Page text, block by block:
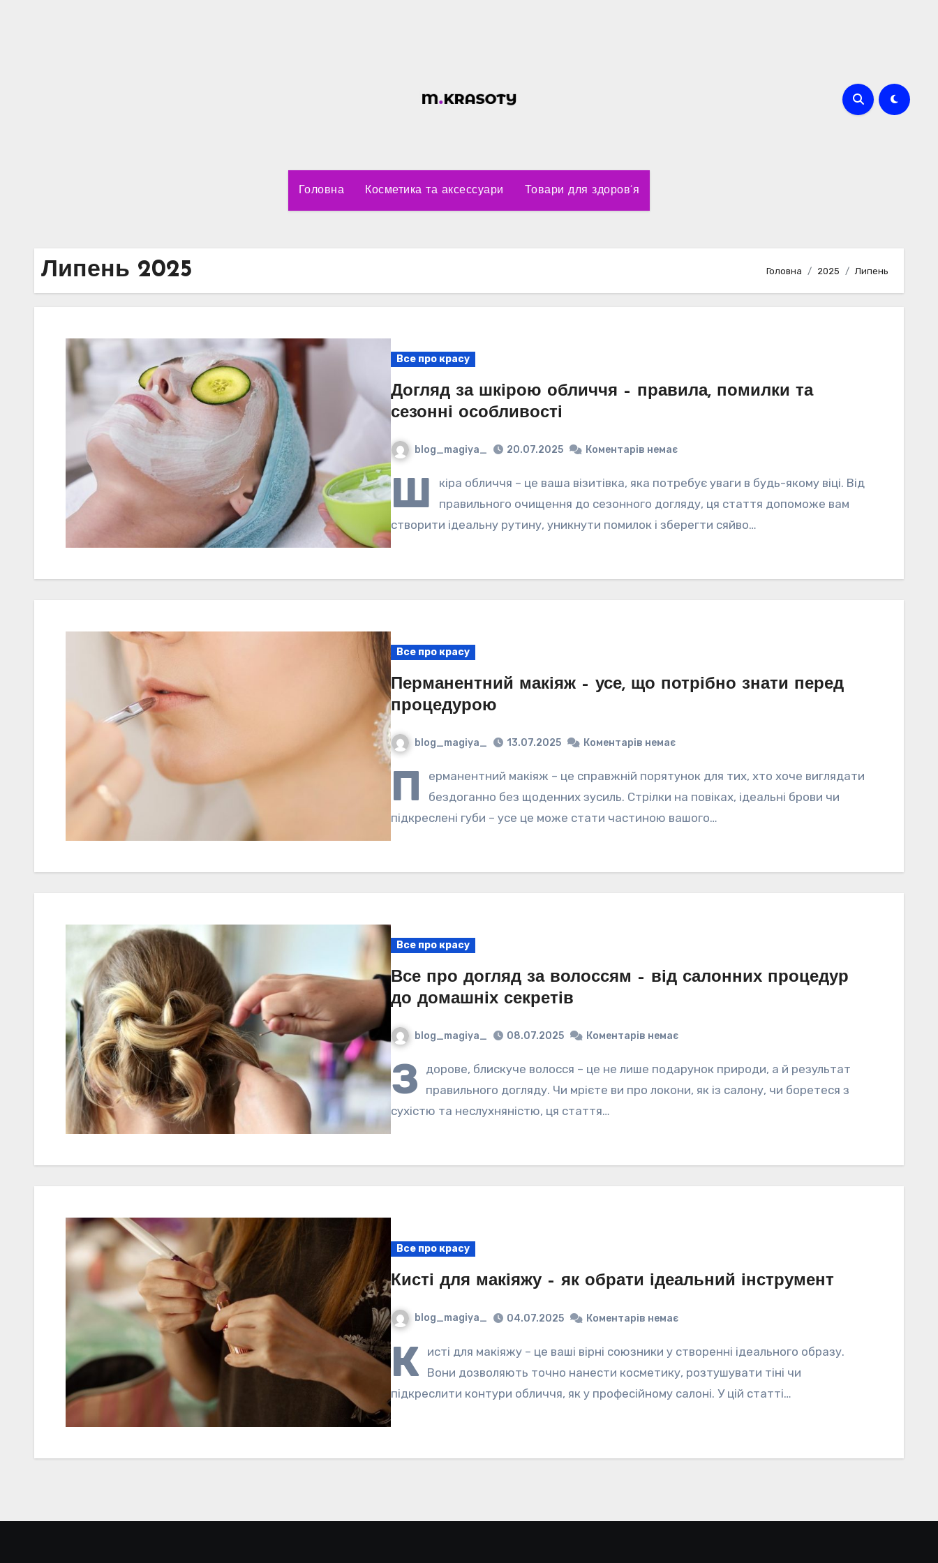
Головна Косметика та аксессуари Товари для здоров’я
Липень 2025 Головна 2025 Липень
Все про красу
Догляд за шкірою обличчя – правила, помилки та
сезонні особливості
blog_magiya_ 20.07.2025 Коментарів немає
Ш
кіра обличчя – це ваша візитівка, яка потребує уваги в будь-якому віці. Від
правильного очищення до сезонного догляду, ця стаття допоможе вам
створити ідеальну рутину, уникнути помилок і зберегти сяйво…
Все про красу
Перманентний макіяж – усе, що потрібно знати перед
процедурою
blog_magiya_ 13.07.2025 Коментарів немає
П
ерманентний макіяж – це справжній порятунок для тих, хто хоче виглядати
бездоганно без щоденних зусиль. Стрілки на повіках, ідеальні брови чи
підкреслені губи – усе це може стати частиною вашого…
Все про красу
Все про догляд за волоссям – від салонних процедур
до домашніх секретів
blog_magiya_ 08.07.2025 Коментарів немає
З
дорове, блискуче волосся – це не лише подарунок природи, а й результат
правильного догляду. Чи мрієте ви про локони, як із салону, чи боретеся з
сухістю та неслухняністю, ця стаття…
Все про красу
Кисті для макіяжу – як обрати ідеальний інструмент
blog_magiya_ 04.07.2025 Коментарів немає
К исті для макіяжу – це ваші вірні союзники у створенні ідеального образу.
Вони дозволяють точно нанести косметику, розтушувати тіні чи
підкреслити контури обличчя, як у професійному салоні. У цій статті…